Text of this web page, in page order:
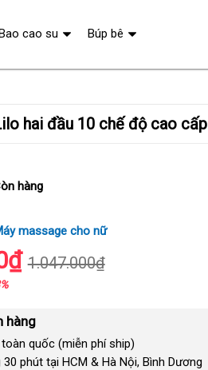
hai đầu 10 chế độ cao cấp
hàng
massage cho nữ
1.047.000₫
hàng
quốc (miễn phí ship)
phút tại HCM & Hà Nội, Bình Dương
cao su Búp bê